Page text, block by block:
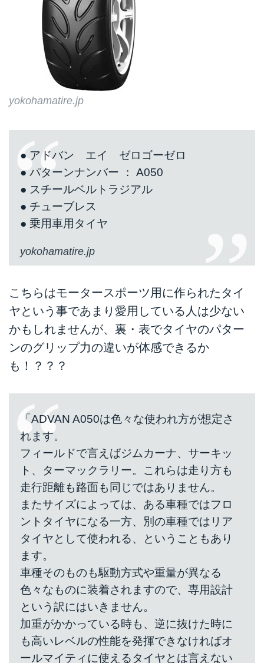
yokohamatire.jp
● アドバン エイ ゼロゴーゼロ
● パターンナンバー ： A050
● スチールベルトラジアル
● チューブレス
● 乗用車用タイヤ
yokohamatire.jp
こちらはモータースポーツ用に作られたタイ
ヤという事であまり愛用している人は少ない
かもしれませんが、裏・表でタイヤのパター
ンのグリップ力の違いが体感できるか
も！？？？
「ADVAN A050は色々な使われ方が想定さ
れます。
フィールドで言えばジムカーナ、サーキッ
ト、ターマックラリー。これらは走り方も
走行距離も路面も同じではありません。
またサイズによっては、ある車種ではフロ
ントタイヤになる一方、別の車種ではリア
タイヤとして使われる、ということもあり
ます。
車種そのものも駆動方式や重量が異なる
色々なものに装着されますので、専用設計
という訳にはいきません。
加重がかかっている時も、逆に抜けた時に
も高いレベルの性能を発揮できなければオ
ールマイティに使えるタイヤとは言えない